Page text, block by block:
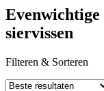
Evenwichtige
siervissen
Filteren & Sorteren